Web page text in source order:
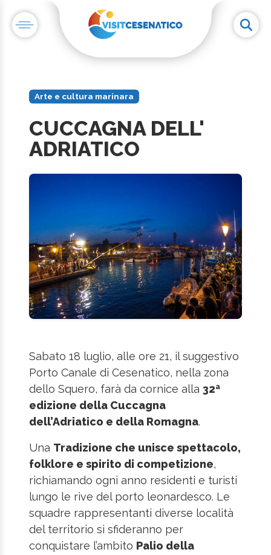
Arte e cultura marinara
CUCCAGNA DELL'
ADRIATICO
Sabato 18 luglio, alle ore 21, il suggestivo
Porto Canale di Cesenatico, nella zona
dello Squero, farà da cornice alla 32ª
edizione della Cuccagna
dell’Adriatico e della Romagna.
Una Tradizione che unisce spettacolo,
folklore e spirito di competizione,
richiamando ogni anno residenti e turisti
lungo le rive del porto leonardesco. Le
squadre rappresentanti diverse località
del territorio si sfideranno per
conquistare l’ambito Palio della